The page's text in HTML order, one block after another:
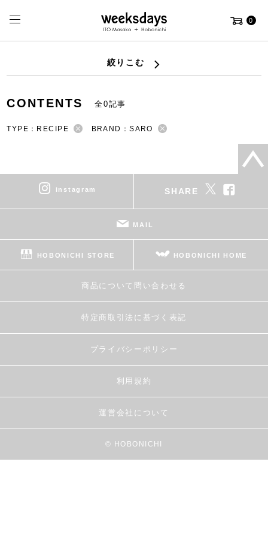
0
絞りこむ
CONTENTS 全0記事
TYPE：RECIPE BRAND：SARO
instagram SHARE
MAIL
HOBONICHI STORE HOBONICHI HOME
商品について問い合わせる
特定商取引法に基づく表記
プライバシーポリシー
利用規約
運営会社について
© HOBONICHI